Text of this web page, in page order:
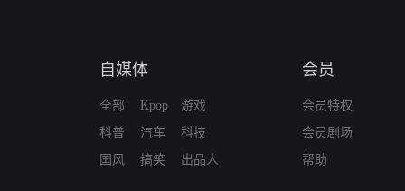
自媒体
全部
科普
国风
Kpop
汽车
搞笑
游戏
科技
出品人
会员
会员特权
会员剧场
帮助